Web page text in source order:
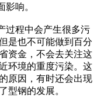
响。
过程中会产生很多污
是也不可能做到百分
资金，不会去关注这
环境的重度污染。这
原因，有时还会出现
型钢的发展。